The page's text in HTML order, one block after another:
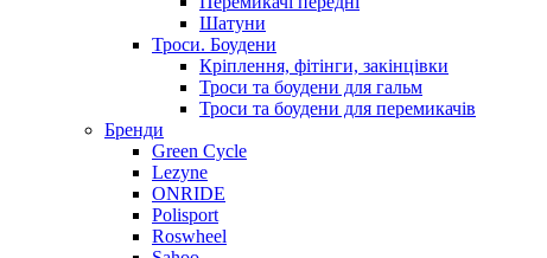
Шатуни
Троси. Боудени
Кріплення, фітінги, закінцівки
Троси та боудени для гальм
Троси та боудени для перемикачів
Бренди
Green Cycle
Lezyne
ONRIDE
Polisport
Roswheel